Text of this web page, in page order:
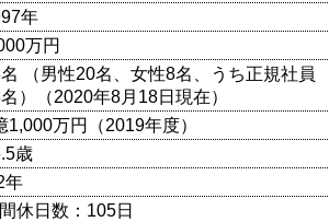
年
万円
（男性20名、女性8名、うち正規社員
）（2020年8月18日現在）
1,000万円（2019年度）
歳
年
休日数：105日